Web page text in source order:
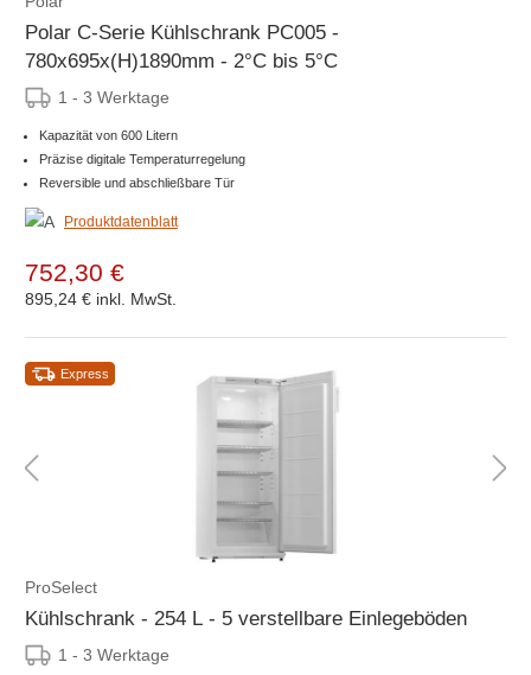
Polar C-Serie Kühlschrank PC005 -
780x695x(H)1890mm - 2°C bis 5°C
1 - 3 Werktage
Kapazität von 600 Litern
Präzise digitale Temperaturregelung
Reversible und abschließbare Tür
Produktdatenblatt
752,30 €
895,24 € inkl. MwSt.
Express
ProSelect
Kühlschrank - 254 L - 5 verstellbare Einlegeböden
1 - 3 Werktage